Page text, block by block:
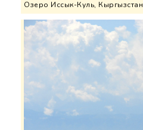
Озеро Иссык-Куль, Кыргызстан